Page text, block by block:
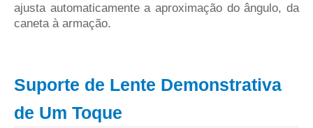
ajusta automaticamente a aproximação do ângulo, da
caneta à armação.
Suporte de Lente Demonstrativa
de Um Toque